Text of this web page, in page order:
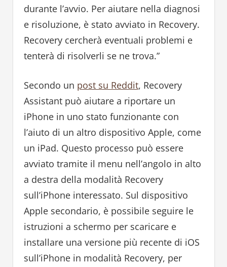
durante l’avvio. Per aiutare nella diagnosi
e risoluzione, è stato avviato in Recovery.
Recovery cercherà eventuali problemi e
tenterà di risolverli se ne trova.”
Secondo un post su Reddit, Recovery
Assistant può aiutare a riportare un
iPhone in uno stato funzionante con
l’aiuto di un altro dispositivo Apple, come
un iPad. Questo processo può essere
avviato tramite il menu nell’angolo in alto
a destra della modalità Recovery
sull’iPhone interessato. Sul dispositivo
Apple secondario, è possibile seguire le
istruzioni a schermo per scaricare e
installare una versione più recente di iOS
sull’iPhone in modalità Recovery, per